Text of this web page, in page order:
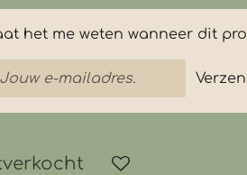
het me weten wanneer dit